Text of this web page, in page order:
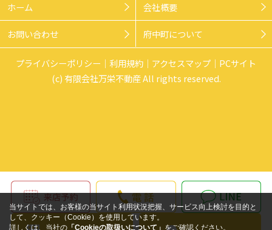
ホーム 会社概要
お問い合わせ 府中町について
プライバシーポリシー 利用規約 アクセスマップ
PCサイト
(c) 有限会社万栄不動産 All rights reserved.
当サイトでは、お客様の当サイト利用状況把握、サービス向上検討を目的と
して、クッキー（Cookie）を使用しています。
詳しくは、当社の 「Cookieの取扱いについて」 をご確認ください。